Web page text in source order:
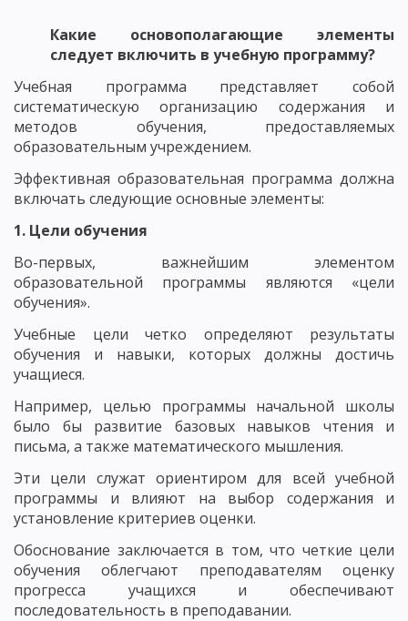
Какие основополагающие элементы
следует включить в учебную программу?
Учебная программа представляет собой
систематическую организацию содержания и
методов обучения, предоставляемых
образовательным учреждением.
Эффективная образовательная программа должна
включать следующие основные элементы:
1. Цели обучения
Во-первых, важнейшим элементом
образовательной программы являются «цели
обучения».
Учебные цели четко определяют результаты
обучения и навыки, которых должны достичь
учащиеся.
Например, целью программы начальной школы
было бы развитие базовых навыков чтения и
письма, а также математического мышления.
Эти цели служат ориентиром для всей учебной
программы и влияют на выбор содержания и
установление критериев оценки.
Обоснование заключается в том, что четкие цели
обучения облегчают преподавателям оценку
прогресса учащихся и обеспечивают
последовательность в преподавании.